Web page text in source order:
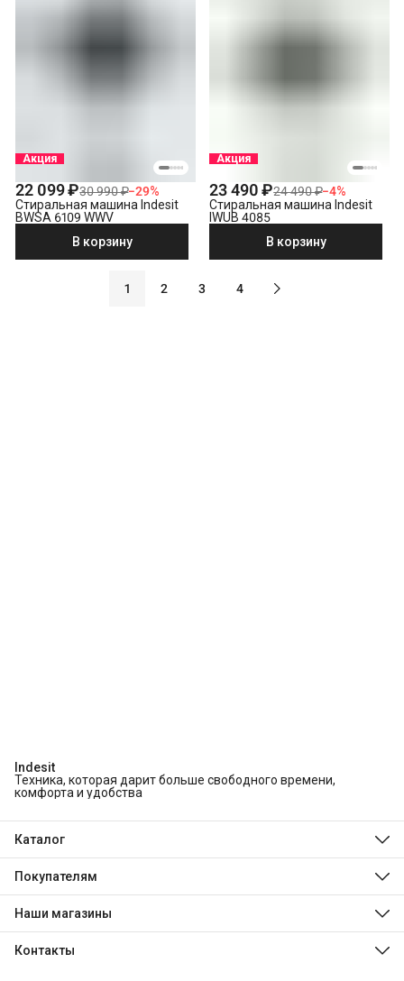
Акция
22 099 ₽30 990 ₽−29%
Стиральная машина Indesit
BWSA 6109 WWV
В корзину
Акция
23 490 ₽24 490 ₽−4%
Стиральная машина Indesit
IWUB 4085
В корзину
1 2 3 4
Indesit
Техника, которая дарит больше свободного времени,
комфорта и удобства
Каталог
Стиральные и сушильные машины
Варочные панели
Покупателям
Технологии Indesit
Обмен, возврат и ремонт
Наши магазины
Hotpoint
Контакты